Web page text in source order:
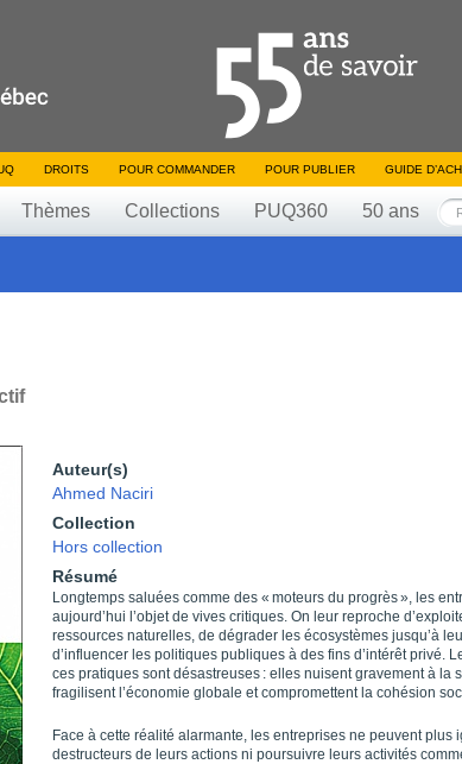
DROITS POUR COMMANDER POUR PUBLIER GUIDE
Thèmes Collections PUQ360 50 ans
Auteur(s)
Ahmed Naciri
Collection
Hors collection
Résumé
Longtemps saluées comme des « moteurs du progrès », les
aujourd’hui l’objet de vives critiques. On leur reproche
ressources naturelles, de dégrader les écosystèmes jusqu’à
d’influencer les politiques publiques à des fins d’intérêt privé.
ces pratiques sont désastreuses : elles nuisent gravement à la
fragilisent l’économie globale et compromettent la cohésion
Face à cette réalité alarmante, les entreprises ne peuvent plus
destructeurs de leurs actions ni poursuivre leurs activités